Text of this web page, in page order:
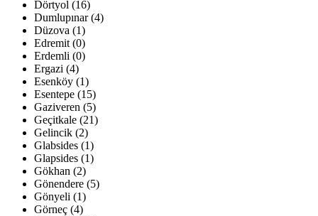
Dörtyol (16)
Dumlupınar (4)
Düzova (1)
Edremit (0)
Erdemli (0)
Ergazi (4)
Esenköy (1)
Esentepe (15)
Gaziveren (5)
Geçitkale (21)
Gelincik (2)
Glabsides (1)
Glapsides (1)
Gökhan (2)
Gönendere (5)
Gönyeli (1)
Görneç (4)